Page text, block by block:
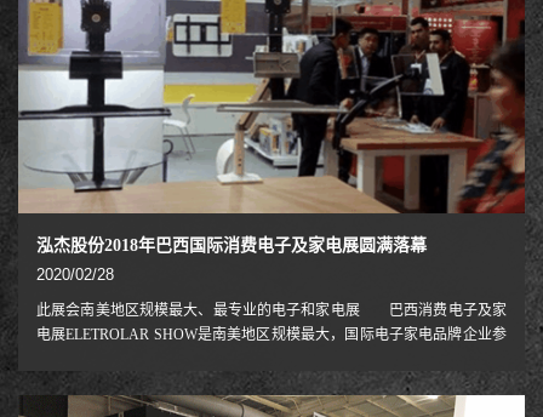
泓杰股份2018年巴西国际消费电子及家电展圆满落幕
2020/02/28
此展会南美地区规模最大、最专业的电子和家电展 巴西消费电子及家
电展ELETROLAR SHOW是南美地区规模最大，国际电子家电品牌企业参
国企业开放，吸引了来自巴西本地、美国、巴拉圭、阿根廷、智利、秘鲁
等7个国家的7000多名与业观众到会洽谈采购，展会取得了良好的效果。